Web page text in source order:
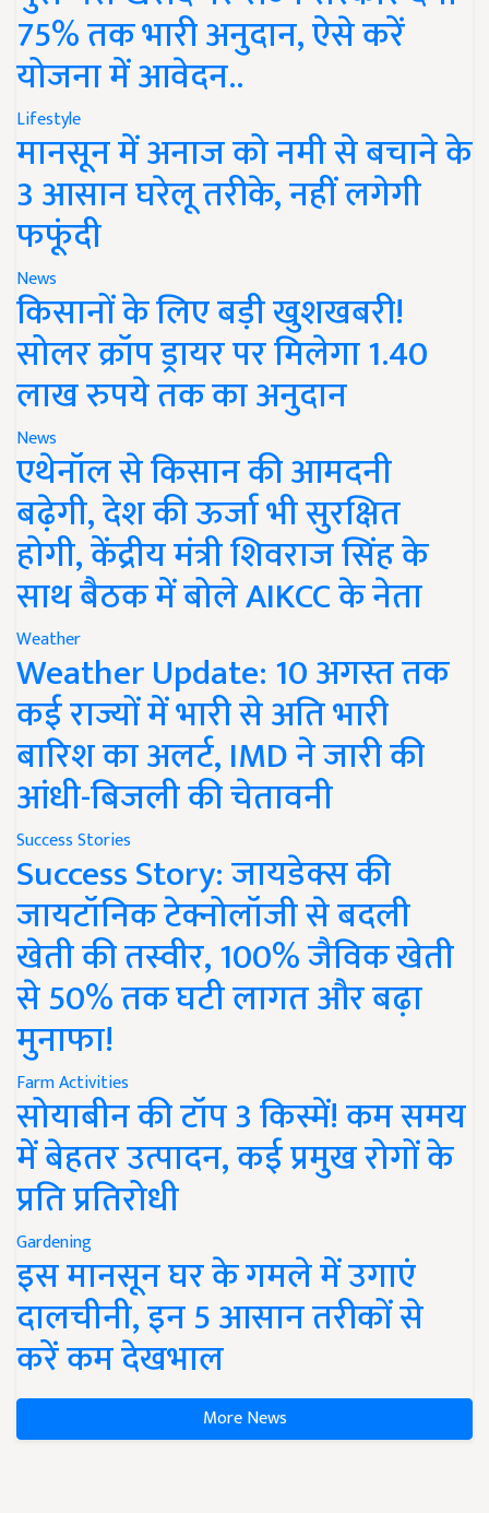
75% तक भारी अनुदान, ऐसे करें
योजना में आवेदन..
Lifestyle
मानसून में अनाज को नमी से बचाने के
3 आसान घरेलू तरीके, नहीं लगेगी
फफूंदी
News
किसानों के लिए बड़ी खुशखबरी!
सोलर क्रॉप ड्रायर पर मिलेगा 1.40
लाख रुपये तक का अनुदान
News
एथेनॉल से किसान की आमदनी
बढ़ेगी, देश की ऊर्जा भी सुरक्षित
होगी, केंद्रीय मंत्री शिवराज सिंह के
साथ बैठक में बोले AIKCC के नेता
Weather
Weather Update: 10 अगस्त तक
कई राज्यों में भारी से अति भारी
बारिश का अलर्ट, IMD ने जारी की
आंधी-बिजली की चेतावनी
Success Stories
Success Story: जायडेक्स की
जायटॉनिक टेक्नोलॉजी से बदली
खेती की तस्वीर, 100% जैविक खेती
से 50% तक घटी लागत और बढ़ा
मुनाफा!
Farm Activities
सोयाबीन की टॉप 3 किस्में! कम समय
में बेहतर उत्पादन, कई प्रमुख रोगों के
प्रति प्रतिरोधी
Gardening
इस मानसून घर के गमले में उगाएं
दालचीनी, इन 5 आसान तरीकों से
करें कम देखभाल
More News